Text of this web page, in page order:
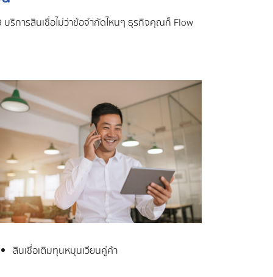
ริการสินเชื่อไม่ว่าข้อจำกัดไหนๆ ธุรกิจคุณก็ Flow
สินเชื่อเติมทุนหมุนเวียนคู่ค้า